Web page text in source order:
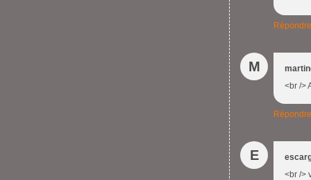
Répondre
M
<br />
Répondre
E
<br />